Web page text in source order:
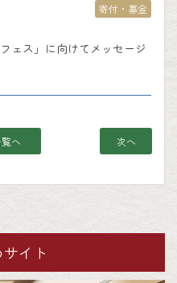
ェス」に向けてメッセージ
寄付・募金
へ 次へ
イト